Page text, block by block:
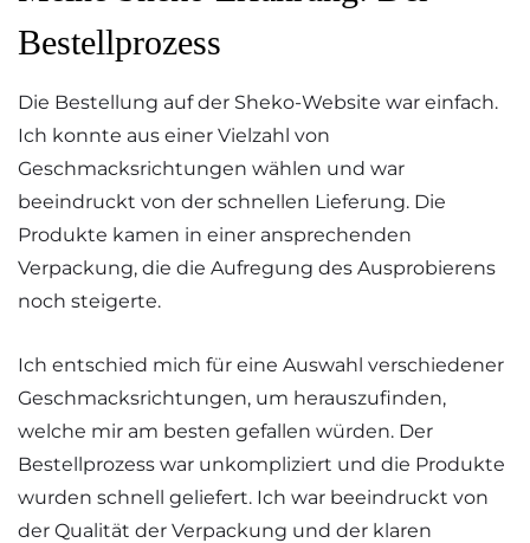
Bestellprozess
Die Bestellung auf der Sheko-Website war einfach.
Ich konnte aus einer Vielzahl von
Geschmacksrichtungen wählen und war
beeindruckt von der schnellen Lieferung. Die
Produkte kamen in einer ansprechenden
Verpackung, die die Aufregung des Ausprobierens
noch steigerte.
Ich entschied mich für eine Auswahl verschiedener
Geschmacksrichtungen, um herauszufinden,
welche mir am besten gefallen würden. Der
Bestellprozess war unkompliziert und die Produkte
wurden schnell geliefert. Ich war beeindruckt von
der Qualität der Verpackung und der klaren